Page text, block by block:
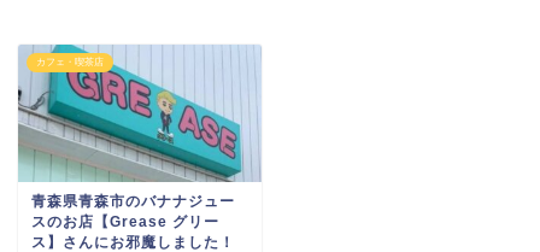
カフェ・喫茶店
青森県青森市のバナナジュー
スのお店【Grease グリー
ス】さんにお邪魔しました！